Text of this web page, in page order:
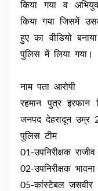
किया गया व
किया गया जिसमें
हुए का वीडियो
पुलिस में लिया गया।
नाम पता आरोपी
रहमान पुत्र इरफान
जनपद देहरादून उम्र
पुलिस टीम
01-उपनिरीक्षक राजीव
02-उपनिरीक्षक भावना
05-कांस्टेबल जसवीर